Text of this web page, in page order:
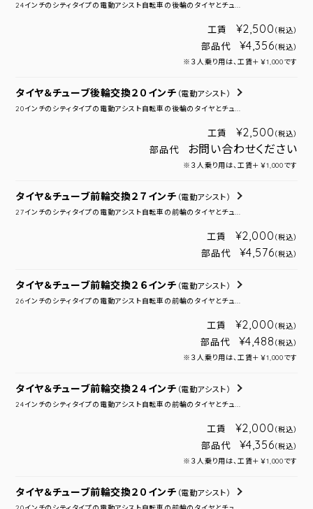
24インチのシティタイプの電動アシスト自転車の後輪のタイヤとチュ...
工賃 ¥2,500 （税込）
部品代 ¥4,356（税込）
※３人乗り用は、工賃＋￥1,000です
タイヤ＆チューブ後輪交換２０インチ （電動アシスト）
20インチのシティタイプの電動アシスト自転車の後輪のタイヤとチュ...
工賃 ¥2,500 （税込）
部品代 お問い合わせください
※３人乗り用は、工賃＋￥1,000です
タイヤ＆チューブ前輪交換２７インチ （電動アシスト）
27インチのシティタイプの電動アシスト自転車の前輪のタイヤとチュ...
工賃 ¥2,000 （税込）
部品代 ¥4,576（税込）
タイヤ＆チューブ前輪交換２６インチ （電動アシスト）
26インチのシティタイプの電動アシスト自転車の前輪のタイヤとチュ...
工賃 ¥2,000 （税込）
部品代 ¥4,488 （税込）
※３人乗り用は、工賃＋￥1,000です
タイヤ＆チューブ前輪交換２４インチ （電動アシスト）
24インチのシティタイプの電動アシスト自転車の前輪のタイヤとチュ...
工賃 ¥2,000 （税込）
部品代 ¥4,356（税込）
※３人乗り用は、工賃＋￥1,000です
タイヤ＆チューブ前輪交換２０インチ （電動アシスト）